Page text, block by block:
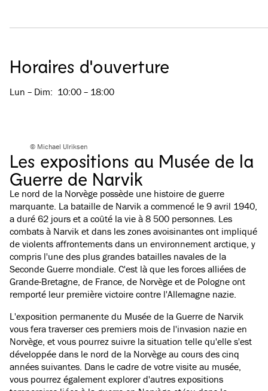
Horaires d'ouverture
Lun – Dim: 10:00 – 18:00
© Michael Ulriksen
Les expositions au Musée de la
Guerre de Narvik
Le nord de la Norvège possède une histoire de guerre
marquante. La bataille de Narvik a commencé le 9 avril 1940,
a duré 62 jours et a coûté la vie à 8 500 personnes. Les
combats à Narvik et dans les zones avoisinantes ont impliqué
de violents affrontements dans un environnement arctique, y
compris l'une des plus grandes batailles navales de la
Seconde Guerre mondiale. C'est là que les forces alliées de
Grande-Bretagne, de France, de Norvège et de Pologne ont
remporté leur première victoire contre l'Allemagne nazie.
L'exposition permanente du Musée de la Guerre de Narvik
vous fera traverser ces premiers mois de l'invasion nazie en
Norvège, et vous pourrez suivre la situation telle qu'elle s'est
développée dans le nord de la Norvège au cours des cinq
années suivantes. Dans le cadre de votre visite au musée,
vous pourrez également explorer d'autres expositions